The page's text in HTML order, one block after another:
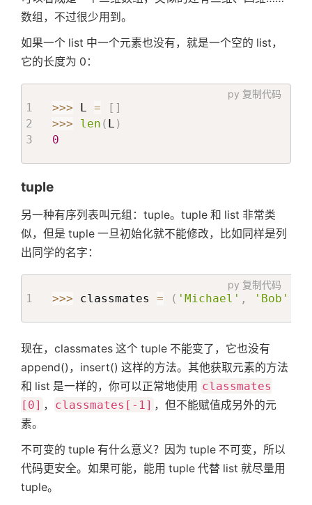
数组，不过很少用到。
如果一个 list 中一个元素也没有，就是一个空的 list，
它的长度为 0：
py 复制代码
>>> L = [ ]
>>> len ( L )
0
tuple
另一种有序列表叫元组：tuple。tuple 和 list 非常类
似，但是 tuple 一旦初始化就不能修改，比如同样是列
出同学的名字：
py 复制代码
>>> classmates = ( 'Michael' , 'Bob'
现在，classmates 这个 tuple 不能变了，它也没有
append()，insert() 这样的方法。其他获取元素的方法
和 list 是一样的，你可以正常地使用 classmates
[0] ， classmates[-1] ，但不能赋值成另外的元
素。
不可变的 tuple 有什么意义？因为 tuple 不可变，所以
代码更安全。如果可能，能用 tuple 代替 list 就尽量用
tuple。